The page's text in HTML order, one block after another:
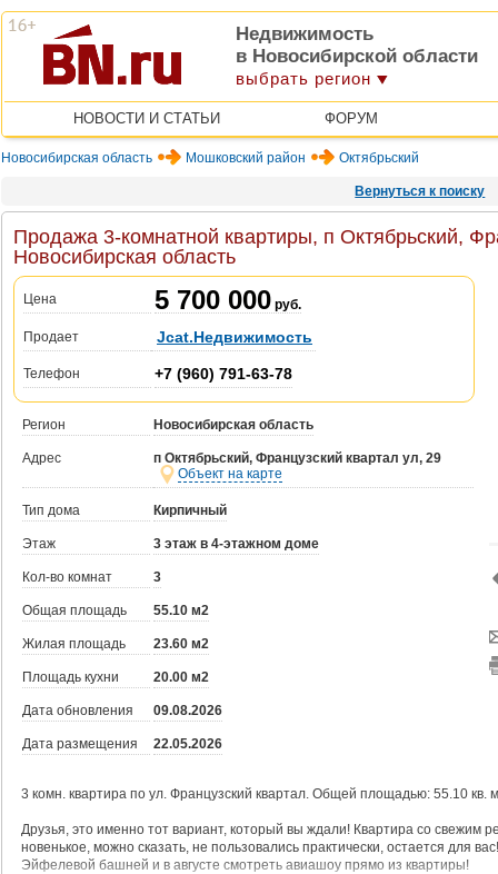
Недвижимость
в Новосибирской области
выбрать регион
НОВОСТИ И СТАТЬИ ФОРУМ
Новосибирская область Мошковский район Октябрьский
Вернуться к поиску
Продажа 3-комнатной квартиры, п Октябрьский,
Новосибирская область
Цена 5 700 000 руб.
Продает Jcat.Недвижимость
Телефон +7 (960) 791-63-78
Регион Новосибирская область
Адрес
п Октябрьский, Французский квартал ул, 29
Объект на карте
Тип дома Кирпичный
Этаж 3 этаж в 4-этажном доме
Кол-во комнат 3
Общая площадь 55.10 м2
Жилая площадь 23.60 м2
Площадь кухни 20.00 м2
Дата обновления 09.08.2026
Дата размещения 22.05.2026
3 комн. квартира по ул. Французский квартал. Общей площадью: 55.10 кв.
Друзья, это именно тот вариант, который вы ждали! Квартира со свежим
новенькое, можно сказать, не пользовались практически, остается для
Эйфелевой башней и в августе смотреть авиашоу прямо из квартиры!